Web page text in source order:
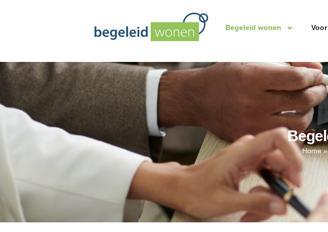
Begeleid wonen
Home